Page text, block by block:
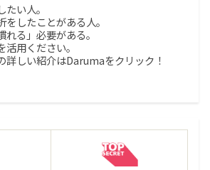
い人。
したことがある人。
る」必要がある。
用ください。
詳しい紹介はDarumaをクリック！